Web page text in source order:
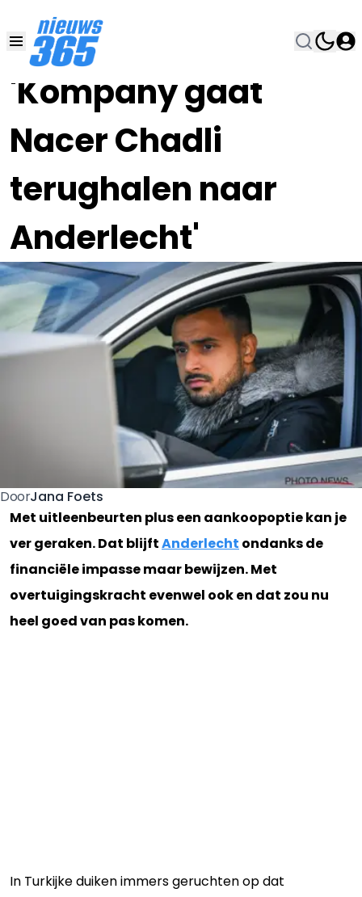
'Kompany gaat
Nacer Chadli
terughalen naar
Anderlecht'
18 JAN 2021, 17:53
DoorJana Foets
Met uitleenbeurten plus een aankoopoptie kan je
ver geraken. Dat blijftAnderlecht ondanks de
financiële impasse maar bewijzen. Met
overtuigingskracht evenwel ook en dat zou nu
heel goed van pas komen.
In Turkijke duiken immers geruchten op dat